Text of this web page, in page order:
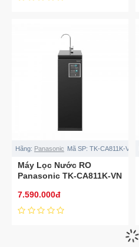
Hãng: Panasonic Mã SP: TK-CA811K-VN
Máy Lọc Nước RO
Panasonic TK-CA811K-VN
7.590.000đ